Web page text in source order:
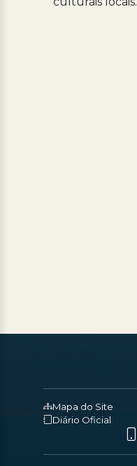
Mapa do Site
Diário Oficial